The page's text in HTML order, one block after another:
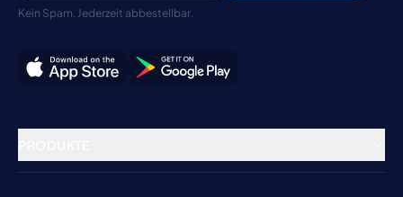
Kein Spam. Jederzeit abbestellbar.
Property Management